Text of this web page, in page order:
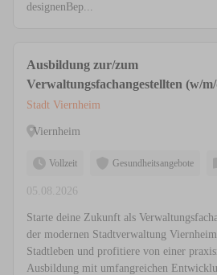
designenBep...
Ausbildung zur/zum
Verwaltungsfachangestellten (w/
Stadt Viernheim
Viernheim
Vollzeit Gesundheitsangebote
05.08.2026
Starte deine Zukunft als
der modernen Stadtverwaltung
Stadtleben und profitiere von einer
Ausbildung mit umfangreichen